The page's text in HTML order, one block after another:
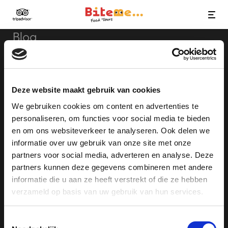
Deze website maakt gebruik van cookies
We gebruiken cookies om content en advertenties te
personaliseren, om functies voor social media te bieden
en om ons websiteverkeer te analyseren. Ook delen we
informatie over uw gebruik van onze site met onze
partners voor social media, adverteren en analyse. Deze
partners kunnen deze gegevens combineren met andere
informatie die u aan ze heeft verstrekt of die ze hebben
verzameld op basis van uw gebruik van hun services.
Bite Me Food Tours
MENU
Blog
Terms & Conditions
Privacy Policy
Group & Business Tours
APP OR CALL
+31-10-3072613
MAIL US
info@bitemefoodtours.com